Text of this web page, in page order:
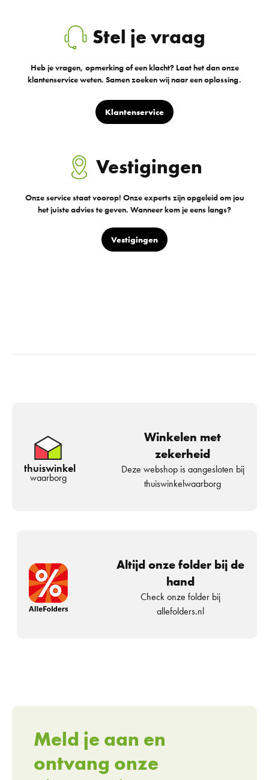
Stel je vraag
Heb je vragen, opmerking of een klacht? Laat het dan onze
klantenservice weten. Samen zoeken wij naar een oplossing.
Klantenservice
Vestigingen
Onze service staat voorop! Onze experts zijn opgeleid om jou
het juiste advies te geven. Wanneer kom je eens langs?
Vestigingen
thuiswinkel
waarborg
Winkelen met
zekerheid
Deze webshop is aangesloten bij
thuiswinkelwaarborg
Altijd onze folder bij de
hand
Check onze folder bij
allefolders.nl
Meld je aan en
ontvang onze